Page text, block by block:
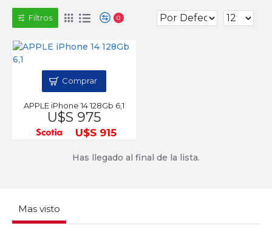
Filtros 0
APPLE iPhone 14 128Gb 6,1
U$S 975
U$S 915
Comprar
Has llegado al final de la lista.
Mas visto